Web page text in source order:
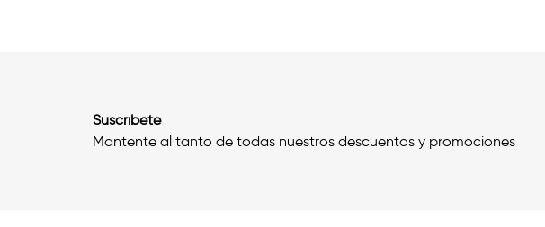
Suscríbete
Mantente al tanto de todas nuestros descuentos y promociones